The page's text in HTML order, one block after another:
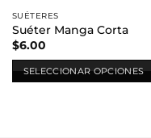
SUÉTERES
Suéter Manga Corta
$6.00
SELECCIONAR OPCIONES